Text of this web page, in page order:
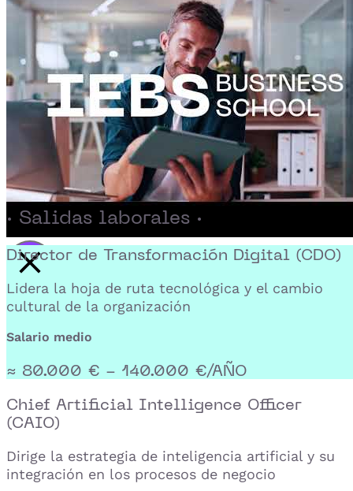
Activar reproducción del video
· Salidas laborales ·
Director de Transformación Digital (CDO)
Lidera la hoja de ruta tecnológica y el cambio
cultural de la organización
Salario medio
≈ 80.000 € - 140.000 €/AÑO
Chief Artificial Intelligence Officer
(CAIO)
Dirige la estrategia de inteligencia artificial y su
integración en los procesos de negocio